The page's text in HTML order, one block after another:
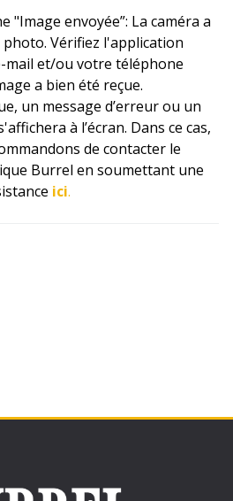
"Image envoyée”: La caméra a
photo. Vérifiez l'application
mail et/ou votre téléphone
a bien été reçue.
un message d’erreur ou un
à l’écran. Dans ce cas,
de contacter le
Burrel en soumettant une
ici.